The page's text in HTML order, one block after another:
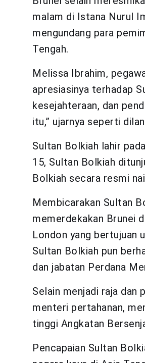
malam di Istana Nurul
mengundang para
Tengah.
Melissa Ibrahim,
apresiasinya terhadap
kesejahteraan, dan
itu,” ujarnya seperti
Sultan Bolkiah lahir
15, Sultan Bolkiah
Bolkiah secara resmi
Membicarakan Sultan
memerdekakan Brunei
London yang bertujuan
Sultan Bolkiah pun
dan jabatan Perdana
Selain menjadi raja dan
menteri pertahanan,
tinggi Angkatan
Pencapaian Sultan